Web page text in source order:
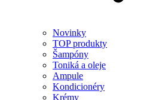
Novinky
TOP produkty
Šampóny
Toniká a oleje
Ampule
Kondicionéry
Krémy